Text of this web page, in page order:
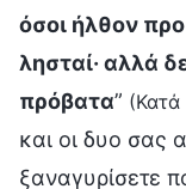
όσοι ήλθον προ
λησταί· αλλά
πρόβατα” (Κατά
και οι δυο σας
ξαναγυρίσετε